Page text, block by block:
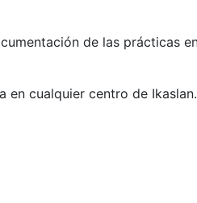
de las prácticas
en cualquier centro de Ikaslan.